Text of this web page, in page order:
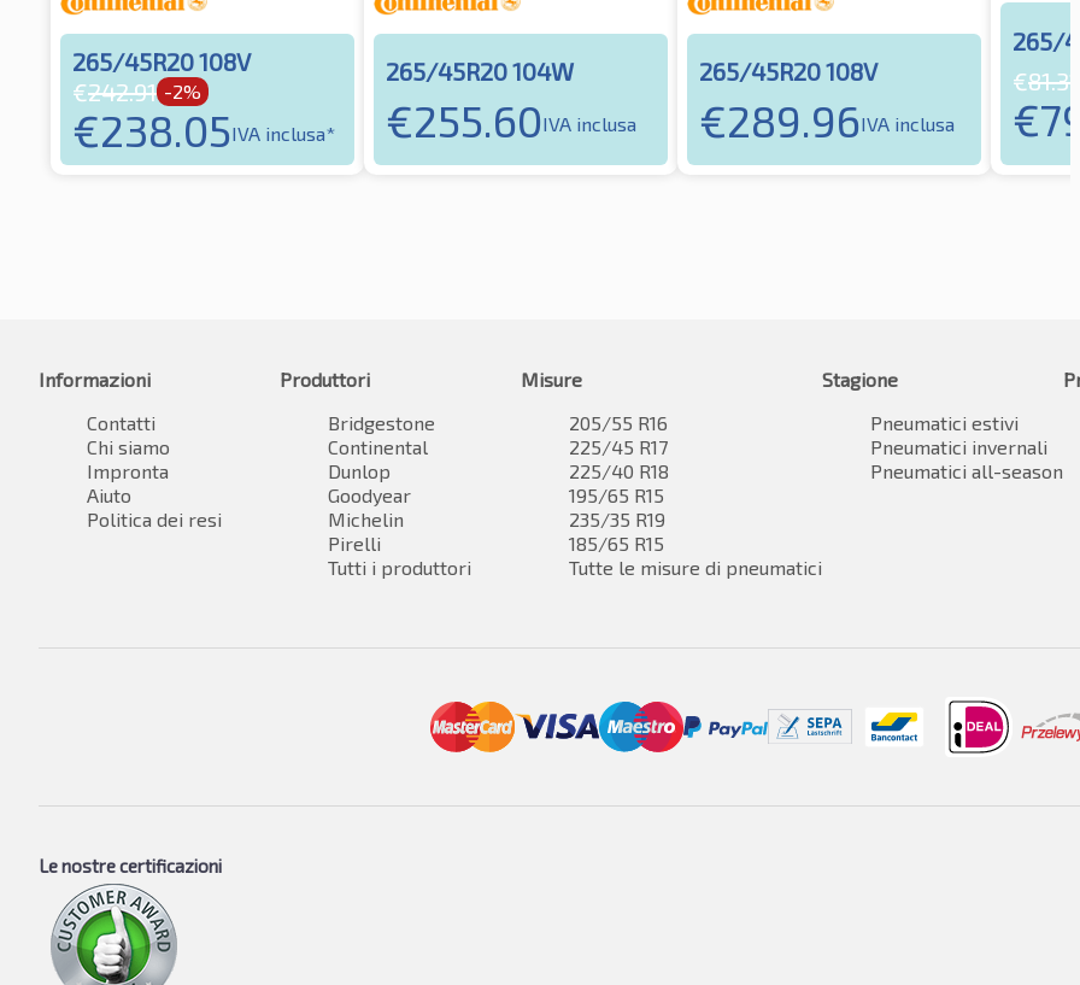
265/45R20 108V
€242.91 -2%
€238.05IVA inclusa*
265/45R20 104W
€255.60IVA inclusa
265/45R20 108V
€289.96IVA inclusa
265/
€81.31
€
Informazioni
Contatti
Chi siamo
Impronta
Aiuto
Politica dei resi
Produttori
Bridgestone
Continental
Dunlop
Goodyear
Michelin
Pirelli
Tutti i produttori
Misure
205/55 R16
225/45 R17
225/40 R18
195/65 R15
235/35 R19
185/65 R15
Tutte le misure di pneumatici
Stagione
Pneumatici estivi
Pneumatici invernali
Pneumatici all-season
Le nostre certificazioni